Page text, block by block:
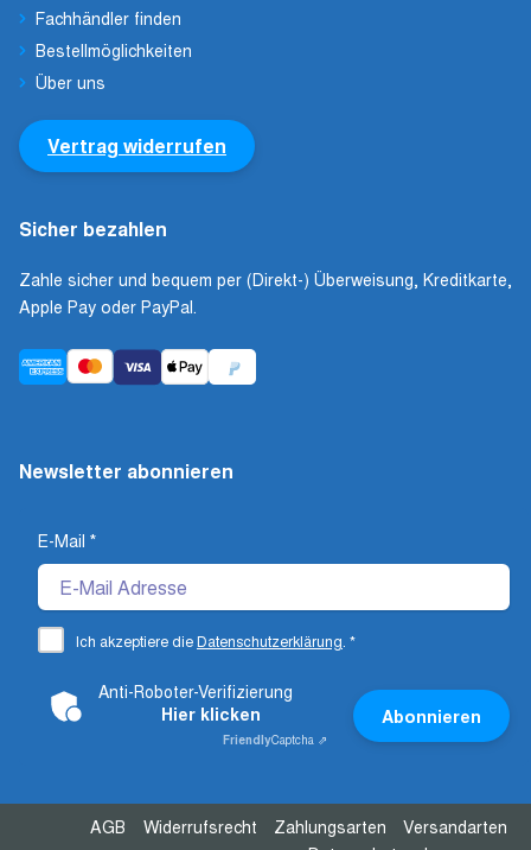
Fachhändler finden
Bestellmöglichkeiten
Über uns
Vertrag widerrufen
Sicher bezahlen
Zahle sicher und bequem per (Direkt-) Überweisung, Kreditkarte,
Apple Pay oder PayPal.
Newsletter abonnieren
E-Mail *
Ich akzeptiere dieDatenschutzerklärung *
Anti-Roboter-Verifizierung
Hier klicken
FriendlyCaptcha ⇗
Abonnieren
AGB Widerrufsrecht Zahlungsarten
Versandarten